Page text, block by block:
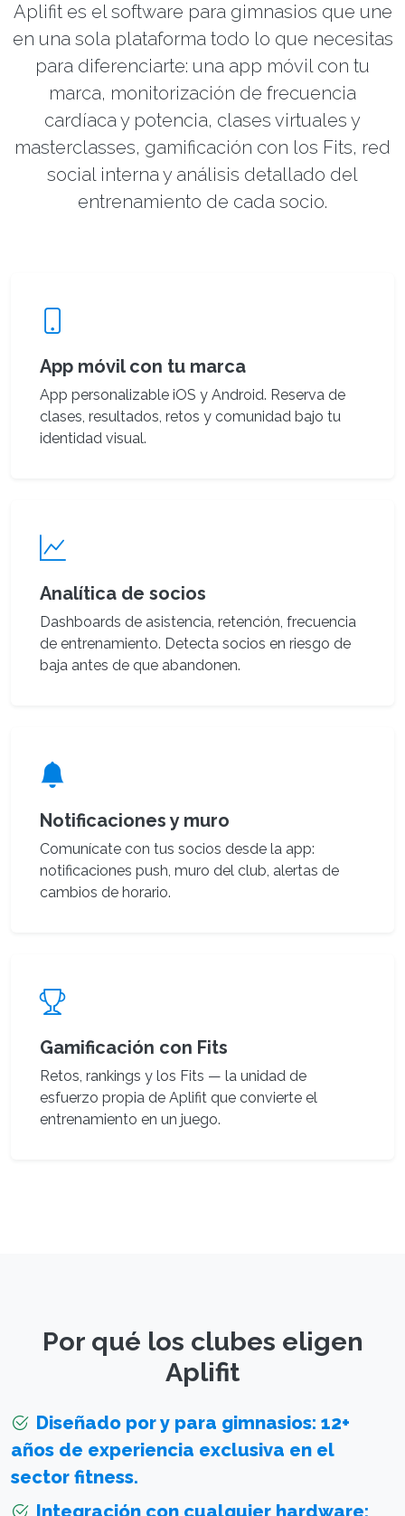
Aplifit es el software para gimnasios que une
en una sola plataforma todo lo que necesitas
para diferenciarte: una app móvil con tu
marca, monitorización de frecuencia
cardíaca y potencia, clases virtuales y
masterclasses, gamificación con los Fits, red
social interna y análisis detallado del
entrenamiento de cada socio.
App móvil con tu marca
App personalizable iOS y Android. Reserva de
clases, resultados, retos y comunidad bajo tu
identidad visual.
Analítica de socios
Dashboards de asistencia, retención, frecuencia
de entrenamiento. Detecta socios en riesgo de
baja antes de que abandonen.
Notificaciones y muro
Comunícate con tus socios desde la app:
notificaciones push, muro del club, alertas de
cambios de horario.
Gamificación con Fits
Retos, rankings y los Fits — la unidad de
esfuerzo propia de Aplifit que convierte el
entrenamiento en un juego.
Por qué los clubes eligen
Aplifit
Diseñado por y para gimnasios: 12+
años de experiencia exclusiva en el
sector fitness.
Integración con cualquier hardware: